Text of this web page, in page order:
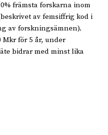
främsta forskarna inom
av femsiffrig kod i
av forskningsämnen).
Mkr för 5 år, under
bidrar med minst lika